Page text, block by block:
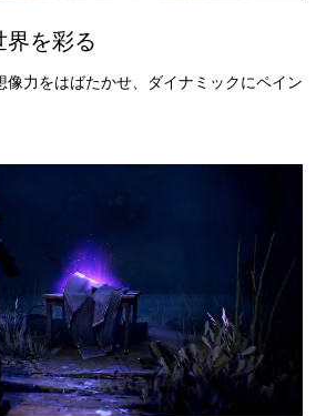
界を彩る
像力をはばたかせ、ダイナミックにペイン